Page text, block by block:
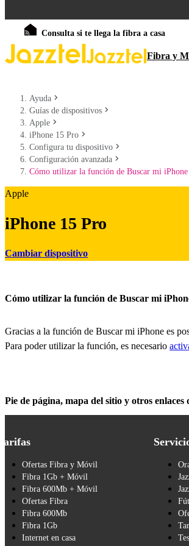
Consulta si te llega la fibra a casa
Fibra y
Ayuda
Guías de dispositivos
Apple
iPhone 15 Pro
Configura tu dispositivo
Configuración avanzada
Cómo utilizar la función de Buscar mi iPhone
Apple
iPhone 15 Pro
Cambiar dispositivo
Cómo utilizar la función de Buscar mi
Gracias a la función de Buscar mi iPhone es
Para poder utilizar la función, es necesario
Pie de página, mapa del sitio y otros enlaces
Ofertas Fibra y Móvil
Fibra 1Gb + Móvil
Fibra 600Mb + Móvil
Ofertas Fibra
Fibra 600Mb
Fibra 1Gb
Internet en casa